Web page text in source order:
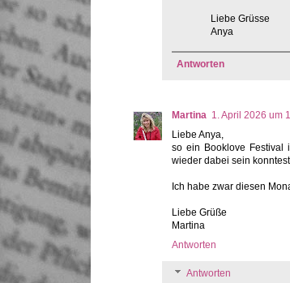
Liebe Grüsse
Anya
Antworten
Martina 1. April 2026 um
Liebe Anya,
so ein Booklove Festival
wieder dabei sein
Ich habe zwar diesen
Liebe Grüße
Martina
Antworten
Antworten